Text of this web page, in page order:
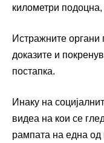
километри
Истражните
доказите и
постапка.
Инаку на
видеа на кои се
рампата на една од